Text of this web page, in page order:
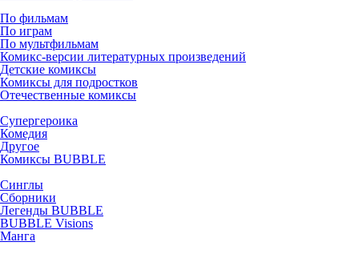
По фильмам
По играм
По мультфильмам
Комикс-версии литературных произведений
Детские комиксы
Комиксы для подростков
Отечественные комиксы
Супергероика
Комедия
Другое
Комиксы BUBBLE
Синглы
Сборники
Легенды BUBBLE
BUBBLE Visions
Манга